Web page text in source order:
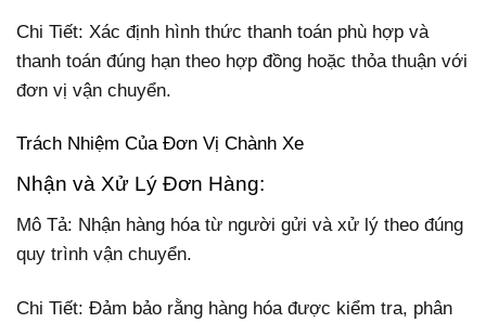
Chi Tiết: Xác định hình thức thanh toán phù hợp và
thanh toán đúng hạn theo hợp đồng hoặc thỏa thuận với
đơn vị vận chuyển.
Trách Nhiệm Của Đơn Vị Chành Xe
Nhận và Xử Lý Đơn Hàng:
Mô Tả: Nhận hàng hóa từ người gửi và xử lý theo đúng
quy trình vận chuyển.
Chi Tiết: Đảm bảo rằng hàng hóa được kiểm tra, phân